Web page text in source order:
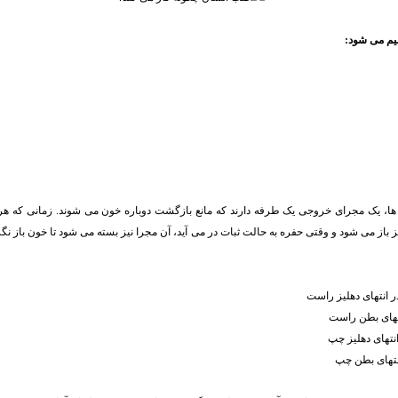
یک مجرای خروجی یک طرفه دارند که مانع بازگشت دوباره خون می شوند. زمانی که
باز می شود و وقتی حفره به حالت ثبات در می آید، آن مجرا نیز بسته می شود تا خون باز
دهلیز راست
بطن راست
دهلیز چپ
بطن چپ